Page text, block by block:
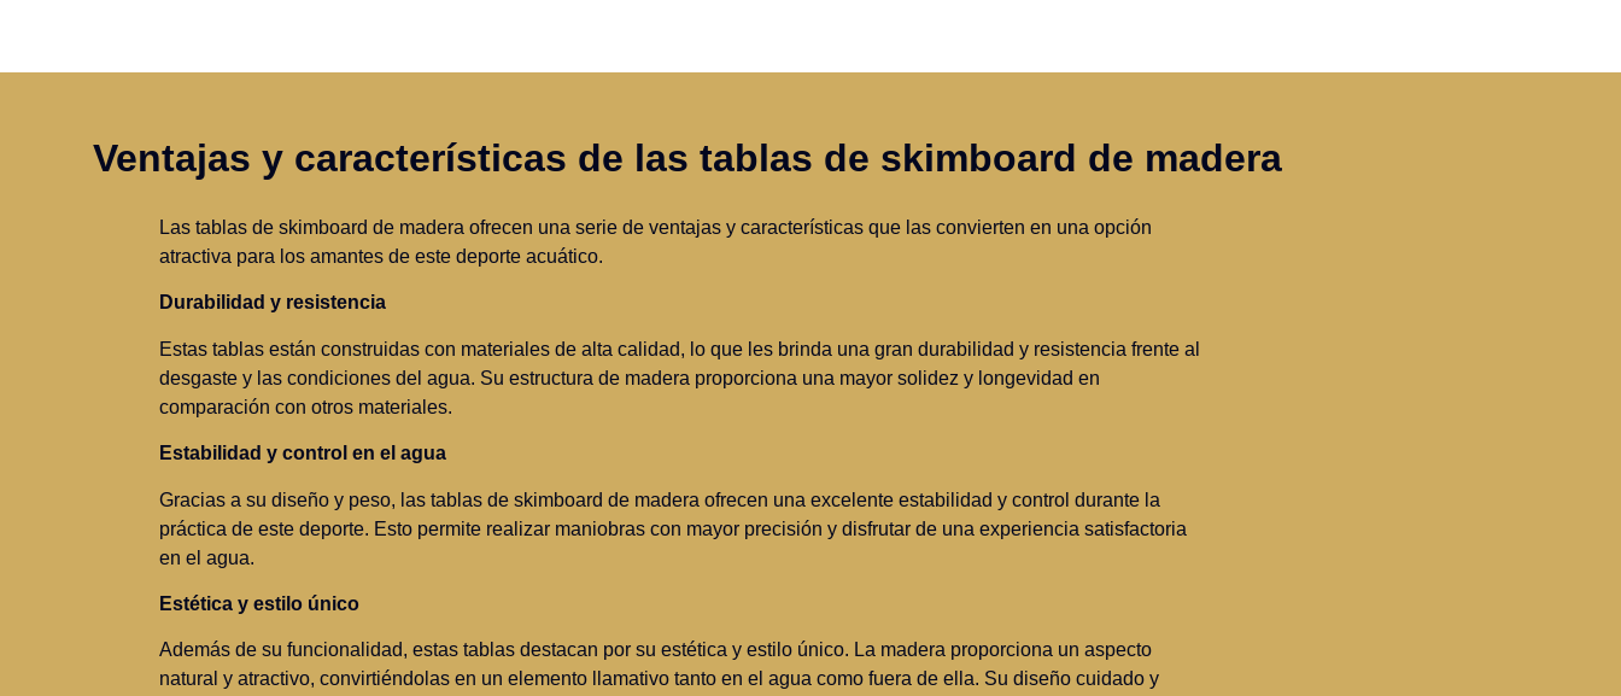
Ventajas y características de las tablas de skimboard de madera
Las tablas de skimboard de madera ofrecen una serie de ventajas y características que las convierten en una opción
atractiva para los amantes de este deporte acuático.
Durabilidad y resistencia
Estas tablas están construidas con materiales de alta calidad, lo que les brinda una gran durabilidad y resistencia frente al
desgaste y las condiciones del agua. Su estructura de madera proporciona una mayor solidez y longevidad en
comparación con otros materiales.
Estabilidad y control en el agua
Gracias a su diseño y peso, las tablas de skimboard de madera ofrecen una excelente estabilidad y control durante la
práctica de este deporte. Esto permite realizar maniobras con mayor precisión y disfrutar de una experiencia satisfactoria
en el agua.
Estética y estilo único
Además de su funcionalidad, estas tablas destacan por su estética y estilo único. La madera proporciona un aspecto
natural y atractivo, convirtiéndolas en un elemento llamativo tanto en el agua como fuera de ella. Su diseño cuidado y